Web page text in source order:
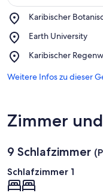
Karibischer
Place,
Botanischer
Earth University
Place,
University
Karibischer
Place,
Regenwald
Weitere Infos zu dieser
Zimmer
9 Schlafzimmer
Schlafzimmer 1